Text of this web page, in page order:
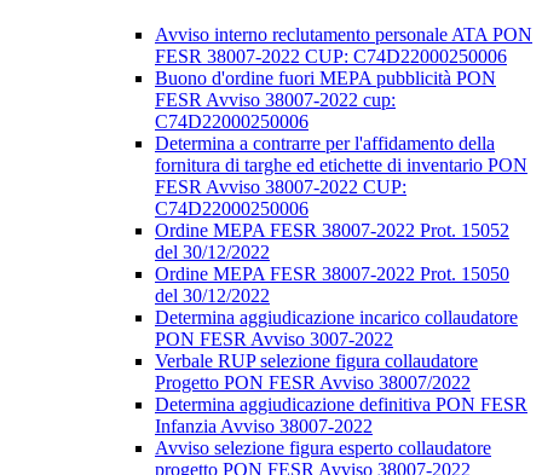
Avviso interno reclutamento personale ATA PON
FESR 38007-2022 CUP: C74D22000250006
Buono d'ordine fuori MEPA pubblicità PON
FESR Avviso 38007-2022 cup:
C74D22000250006
Determina a contrarre per l'affidamento della
fornitura di targhe ed etichette di inventario PON
FESR Avviso 38007-2022 CUP:
C74D22000250006
Ordine MEPA FESR 38007-2022 Prot. 15052
del 30/12/2022
Ordine MEPA FESR 38007-2022 Prot. 15050
del 30/12/2022
Determina aggiudicazione incarico collaudatore
PON FESR Avviso 3007-2022
Verbale RUP selezione figura collaudatore
Progetto PON FESR Avviso 38007/2022
Determina aggiudicazione definitiva PON FESR
Infanzia Avviso 38007-2022
Avviso selezione figura esperto collaudatore
progetto PON FESR Avviso 38007-2022